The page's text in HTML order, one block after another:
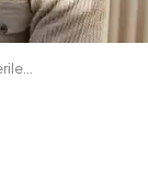
Erkekler İçin Kombin Önerileri: Triko Hırka Nasıl Kombinlenir?